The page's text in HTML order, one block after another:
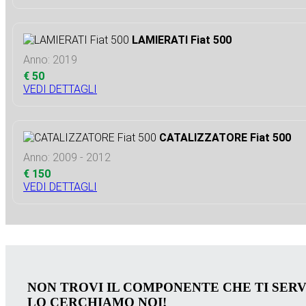
LAMIERATI Fiat 500
Anno: 2019
€ 50
VEDI DETTAGLI
CATALIZZATORE Fiat 500
Anno: 2009 - 2012
€ 150
VEDI DETTAGLI
NON TROVI IL COMPONENTE CHE TI
LO CERCHIAMO NOI!